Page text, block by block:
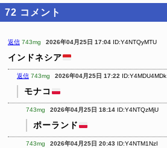
72 コメント
返信 743mg 2026年04月25日 17:04 ID:Y4NTQyMTU
インドネシア
返信 743mg 2026年04月25日 17:22 ID:Y4MDU4MDk
モナコ
743mg 2026年04月25日 18:14 ID:Y4NTQzMjU
ポーランド
743mg 2026年04月25日 20:43 ID:Y4NTM1NzI